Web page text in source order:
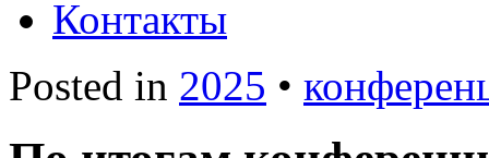
Контакты
Posted in 2025 •